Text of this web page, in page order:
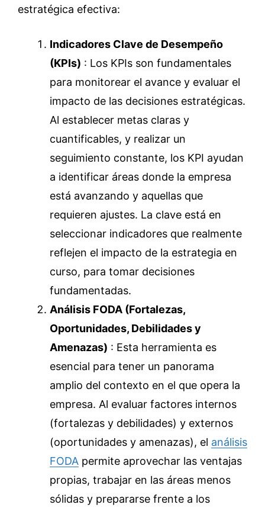
estratégica efectiva:
Indicadores Clave de Desempeño
(KPIs) : Los KPIs son fundamentales
para monitorear el avance y evaluar el
impacto de las decisiones estratégicas.
Al establecer metas claras y
cuantificables, y realizar un
seguimiento constante, los KPI ayudan
a identificar áreas donde la empresa
está avanzando y aquellas que
requieren ajustes. La clave está en
seleccionar indicadores que realmente
reflejen el impacto de la estrategia en
curso, para tomar decisiones
fundamentadas.
Análisis FODA (Fortalezas,
Oportunidades, Debilidades y
Amenazas) : Esta herramienta es
esencial para tener un panorama
amplio del contexto en el que opera la
empresa. Al evaluar factores internos
(fortalezas y debilidades) y externos
(oportunidades y amenazas), el análisis
FODA permite aprovechar las ventajas
propias, trabajar en las áreas menos
sólidas y prepararse frente a los